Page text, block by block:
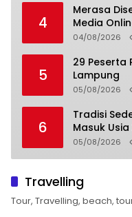
4
Merasa
Media
04/08/2026
5
29 Peserta PJJ
Lampung
05/08/2026
6
Tradisi
Masuk
05/08/2026
Travelling
Tour, Travelling, beach,